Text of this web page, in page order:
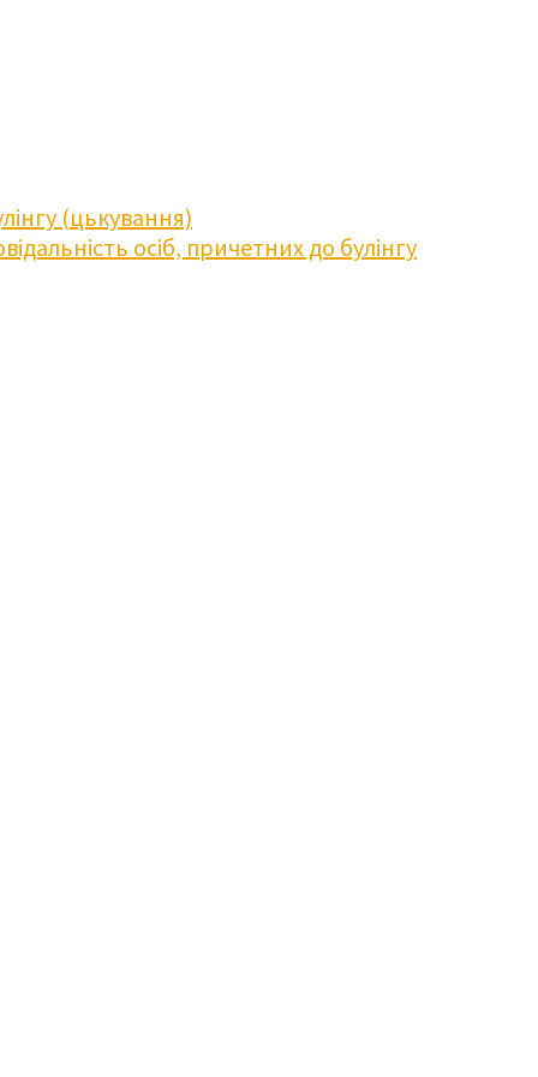
(цькування)
осіб, причетних до булінгу